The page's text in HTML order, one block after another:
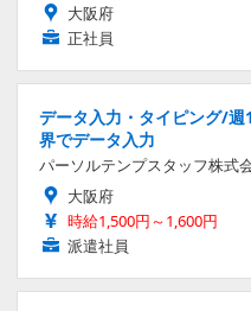
大阪府
正社員
データ入力・タイピング/
界でデータ入力
パーソルテンプスタッフ株式
大阪府
時給1,500円～1,600円
派遣社員